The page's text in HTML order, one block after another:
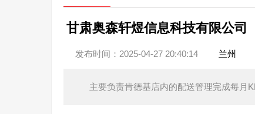
甘肃奥森轩煜信息科技有限公司
发布时间：2025-04-27 20:40:14 兰州
主要负责肯德基店内的配送管理完成每月